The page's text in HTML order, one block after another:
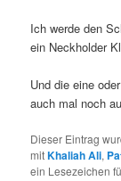
Ich werde den
ein Neckholder
Und die eine
auch mal noch
Dieser Eintrag
mitKhaliah Ali,
ein Lesezeichen